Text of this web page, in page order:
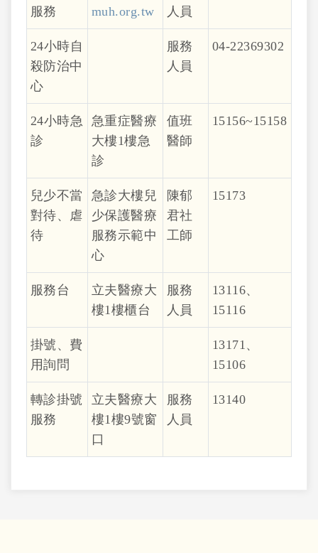
服務
muh.org.tw
人員
24小時自
殺防治中
心
服務
人員
04-22369302
24小時急
診
急重症醫療
大樓1樓急
診
值班
醫師
15156~15158
兒少不當
對待、虐
待
急診大樓兒
少保護醫療
服務示範中
心
陳郁
君社
工師
15173
服務台
立夫醫療大
樓1樓櫃台
服務
人員
13116、
15116
掛號、費
用詢問
13171、
15106
轉診掛號
服務
立夫醫療大
樓1樓9號窗
口
服務
人員
13140